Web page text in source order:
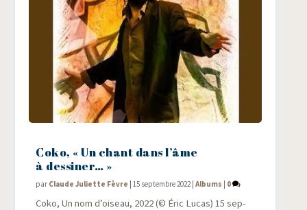
Coko, « Un chant dans l’âme
à dessiner… »
par Claude Juliette Fèvre | 15 septembre 2022 |Albums | 0
Coko, Un nom d’oiseau, 2022 (© Éric Lucas) 15 sep­